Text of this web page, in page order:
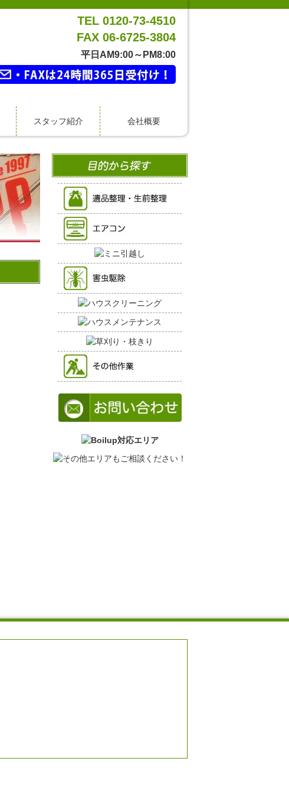
TEL 0120-73-4510
FAX 06-6725-3804
平日AM9:00～PM8:00
スタッフ紹介 会社概要